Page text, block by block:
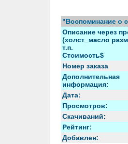
"Воспоминание о
Описание через
(холст_масло
т.п.
Стоимость$
Номер заказа
Дополнительная
информация:
Дата:
Просмотров:
Скачиваний:
Рейтинг:
Добавлен: